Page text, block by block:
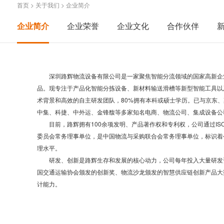
首页> 关于我们 > 企业简介
企业简介 企业荣誉 企业文化 合作伙伴
深圳路辉物流设备有限公司是一家聚焦智能分流领域的国家高新企
品。现专注于产品化智能分拣设备、新材料输送滑槽等新型智能工具
术背景和高效的自主研发团队，80%拥有本科或硕士学历。已与京东
中集、科捷、中外运、金锋馥等多家知名电商、物流公司、集成设备
目前，路辉拥有100余项发明、产品著作权和专利权，公司通过
委员会常务理事单位，是中国物流与采购联合会常务理事单位，标识
理水平。
研发、创新是路辉生存和发展的核心动力，公司每年投入大量研发
国交通运输协会颁发的创新奖、物流沙龙颁发的智慧供应链创新产品
计能力。